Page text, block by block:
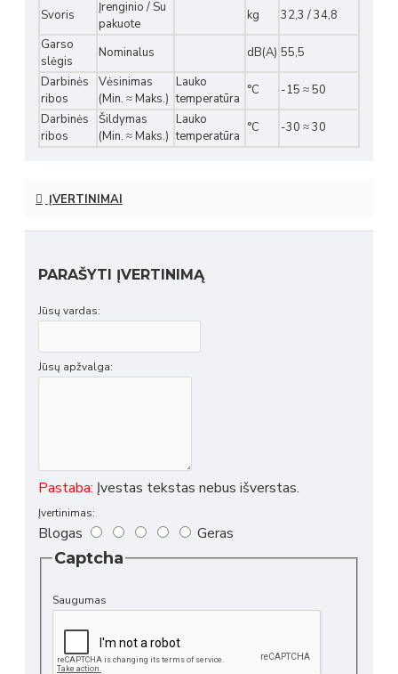
Svoris
Įrenginio / Su
pakuote
kg
32,3 / 34,8
Garso
slėgis
Nominalus dB(A) 55,5
Darbinės
ribos
Vėsinimas
(Min. ≈ Maks.)
Lauko
temperatūra
°C
-15 ≈ 50
Darbinės
ribos
Šildymas
(Min. ≈ Maks.)
Lauko
temperatūra
°C -30 ≈ 30
ĮVERTINIMAI
PARAŠYTI ĮVERTINIMĄ
Jūsų vardas:
Jūsų apžvalga:
Pastaba: Įvestas tekstas nebus išverstas.
Įvertinimas:
Blogas
Geras
Captcha
Saugumas